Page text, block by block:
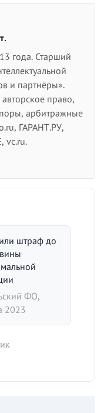
года. Старший
и партнёры».
право,
арбитражные
ГАРАНТ.РУ,
vc.ru.
штраф до
ФО,
2023